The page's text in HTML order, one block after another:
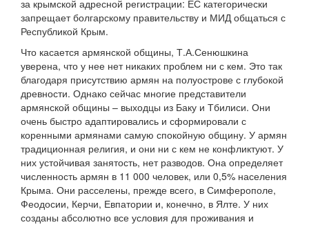
за крымской адресной регистрации: ЕС категорически
запрещает болгарскому правительству и МИД общаться с
Республикой Крым.
Что касается армянской общины, Т.А.Сенюшкина
уверена, что у нее нет никаких проблем ни с кем. Это так
благодаря присутствию армян на полуострове с глубокой
древности. Однако сейчас многие представители
армянской общины – выходцы из Баку и Тбилиси. Они
очень быстро адаптировались и сформировали с
коренными армянами самую спокойную общину. У армян
традиционная религия, и они ни с кем не конфликтуют. У
них устойчивая занятость, нет разводов. Она определяет
численность армян в 11 000 человек, или 0,5% населения
Крыма. Они расселены, прежде всего, в Симферополе,
Феодосии, Керчи, Евпатории и, конечно, в Ялте. У них
созданы абсолютно все условия для проживания и